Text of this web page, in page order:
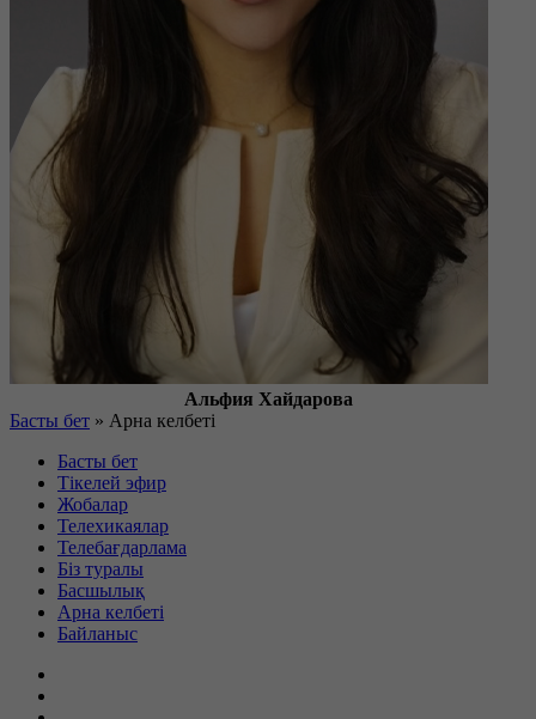
Альфия Хайдарова
Басты бет » Арна келбеті
Басты бет
Тікелей эфир
Жобалар
Телехикаялар
Телебағдарлама
Біз туралы
Басшылық
Арна келбеті
Байланыс